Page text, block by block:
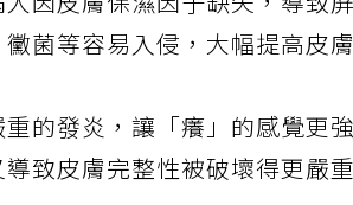
因皮膚保濕因子缺失，導致
菌等容易入侵，大幅提高皮
的發炎，讓「癢」的感覺更
導致皮膚完整性被破壞得更嚴